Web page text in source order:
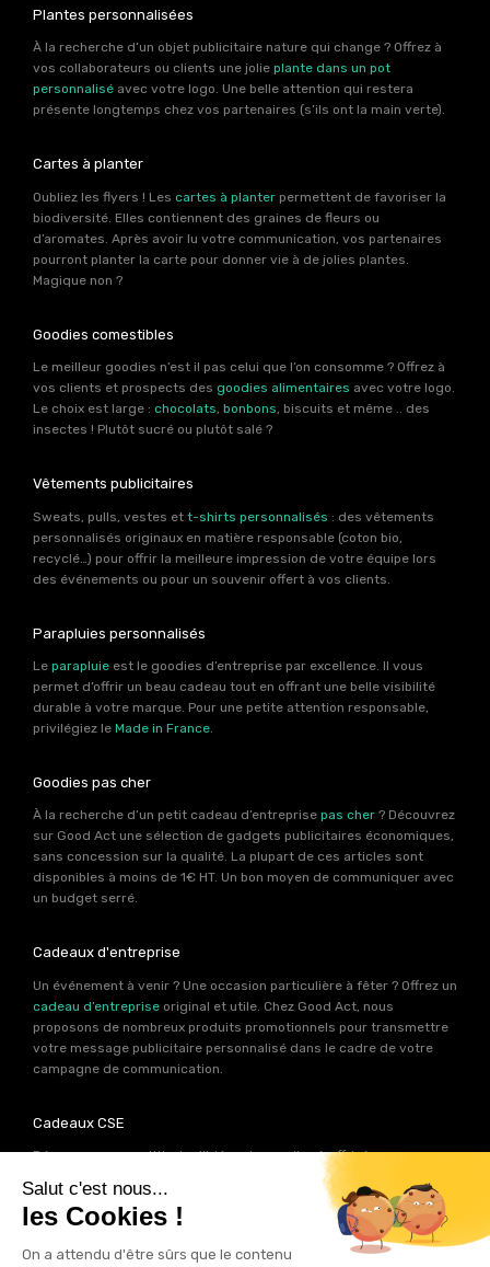
Plantes personnalisées
À la recherche d’un objet publicitaire nature qui change ? Offrez à
vos collaborateurs ou clients une jolie plante dans un pot
personnalisé avec votre logo. Une belle attention qui restera
présente longtemps chez vos partenaires (s’ils ont la main verte).
Cartes à planter
Oubliez les flyers ! Les cartes à planter permettent de favoriser la
biodiversité. Elles contiennent des graines de fleurs ou
d’aromates. Après avoir lu votre communication, vos partenaires
pourront planter la carte pour donner vie à de jolies plantes.
Magique non ?
Goodies comestibles
Le meilleur goodies n’est il pas celui que l’on consomme ? Offrez à
vos clients et prospects des goodies alimentaires avec votre logo.
Le choix est large : chocolats, bonbons, biscuits et même .. des
insectes ! Plutôt sucré ou plutôt salé ?
Vêtements publicitaires
Sweats, pulls, vestes et t-shirts personnalisés : des vêtements
personnalisés originaux en matière responsable (coton bio,
recyclé…) pour offrir la meilleure impression de votre équipe lors
des événements ou pour un souvenir offert à vos clients.
Parapluies personnalisés
Le parapluie est le goodies d’entreprise par excellence. Il vous
permet d’offrir un beau cadeau tout en offrant une belle visibilité
durable à votre marque. Pour une petite attention responsable,
privilégiez le Made in France.
Goodies pas cher
À la recherche d’un petit cadeau d’entreprise pas cher ? Découvrez
sur Good Act une sélection de gadgets publicitaires économiques,
sans concession sur la qualité. La plupart de ces articles sont
disponibles à moins de 1€ HT. Un bon moyen de communiquer avec
un budget serré.
Cadeaux d'entreprise
Un événement à venir ? Une occasion particulière à fêter ? Offrez un
cadeau d’entreprise original et utile. Chez Good Act, nous
proposons de nombreux produits promotionnels pour transmettre
votre message publicitaire personnalisé dans le cadre de votre
campagne de communication.
Cadeaux CSE
Découvrez une multitude d’idées de goodies à offrir à vos
collaborateurs. Les experts produits de Good Act ont déniché pour
votre CSEprès de 2000 références de cadeaux personnalisables.
Autant d’idées potentielles pour trouver le cadeau qui contribuera